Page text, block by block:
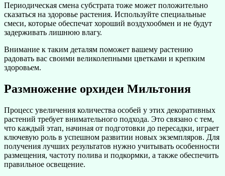
Периодическая смена субстрата тоже может положительно
сказаться на здоровье растения. Используйте специальные
смеси, которые обеспечат хороший воздухообмен и не будут
задерживать лишнюю влагу.
Внимание к таким деталям поможет вашему растению
радовать вас своими великолепными цветками и крепким
здоровьем.
Размножение орхидеи Мильтония
Процесс увеличения количества особей у этих декоративных
растений требует внимательного подхода. Это связано с тем,
что каждый этап, начиная от подготовки до пересадки, играет
ключевую роль в успешном развитии новых экземпляров. Для
получения лучших результатов нужно учитывать особенности
размещения, частоту полива и подкормки, а также обеспечить
правильное освещение.